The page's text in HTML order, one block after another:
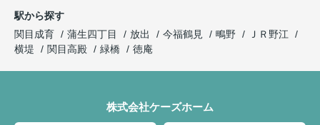
駅から探す
関目成育
蒲生四丁目 放出 今福鶴見 鴫野
ＪＲ野江
横堤
関目高殿 緑橋 徳庵
株式会社ケーズホーム